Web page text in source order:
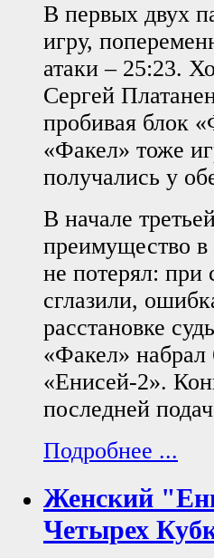
В первых двух
игру,
атаки – 25:23.
Сергей
пробивая блок
«Факел» тоже
получались у
В начале
преимущество в
не потерял: при
сглазили,
расстановке
«Факел» набрал
«Енисей-2».
последней
Подробнее ...
Женский
Четырех